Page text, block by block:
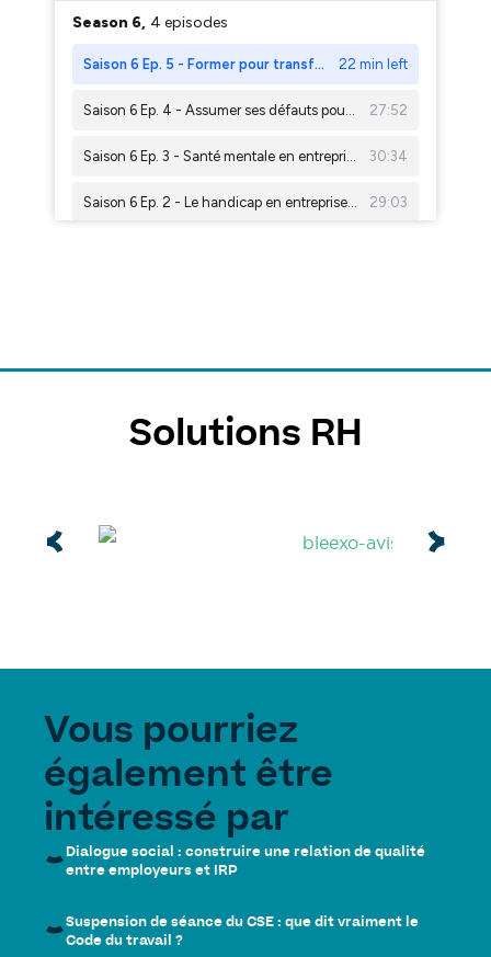
Solutions RH
Vous pourriez
également être
intéressé par
Dialogue social : construire une relation de qualité
entre employeurs et IRP
Suspension de séance du CSE : que dit vraiment le
Code du travail ?